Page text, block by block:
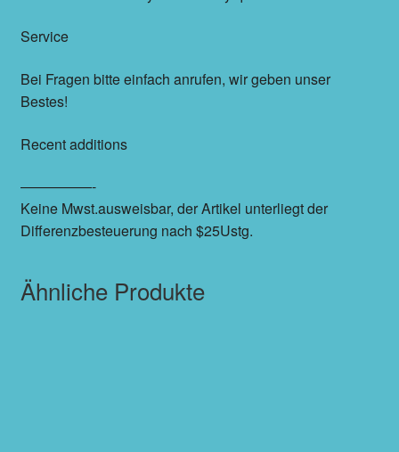
Service
Bei Fragen bitte einfach anrufen, wir geben unser
Bestes!
Recent additions
—————-
Keine Mwst.ausweisbar, der Artikel unterliegt der
Differenzbesteuerung nach $25Ustg.
Ähnliche Produkte